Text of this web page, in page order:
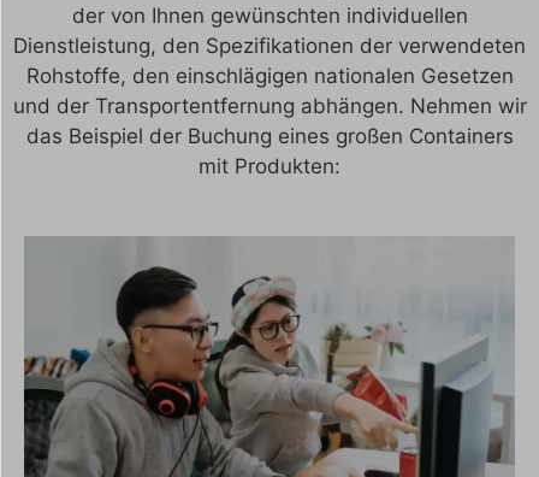
der von Ihnen gewünschten individuellen
Dienstleistung, den Spezifikationen der verwendeten
Rohstoffe, den einschlägigen nationalen Gesetzen
und der Transportentfernung abhängen. Nehmen wir
das Beispiel der Buchung eines großen Containers
mit Produkten: